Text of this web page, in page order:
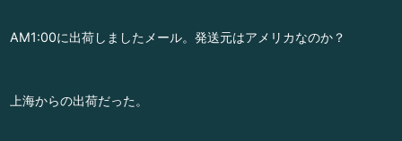
AM1:00に出荷しましたメール。発送元はアメリカなのか？
上海からの出荷だった。